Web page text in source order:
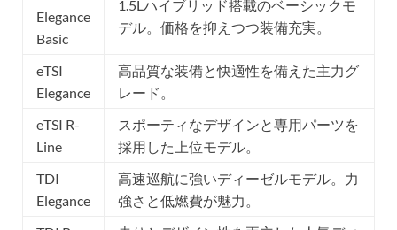
Elegance
Basic
1.5Lハイブリッド搭載のベーシックモ
デル。価格を抑えつつ装備充実。
eTSI
Elegance
高品質な装備と快適性を備えた主力グ
レード。
eTSI R-
Line
スポーティなデザインと専用パーツを
採用した上位モデル。
TDI
Elegance
高速巡航に強いディーゼルモデル。力
強さと低燃費が魅力。